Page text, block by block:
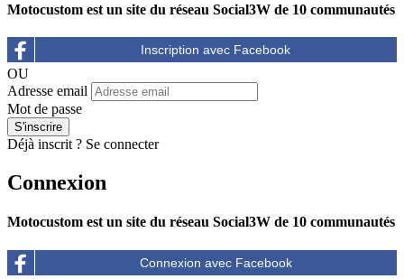
Motocustom est un site du réseau Social3W de 10 communautés
OU
Adresse email
Mot de passe
Déjà inscrit ? Se connecter
Connexion
Motocustom est un site du réseau Social3W de 10 communautés